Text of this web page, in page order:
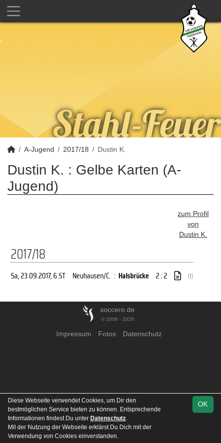
A-Jugend 2017/18 Dustin K.
Dustin K. : Gelbe Karten (A-
Jugend)
zum Profil
von
Dustin K.
2017/18
Sa, 23.09.2017, 6.ST Neuhausen/C. : Halsbrücke 2 : 2 (1)
soccero.de
© 2006 - 2026
Impressum Fotos Datenschutz
OK
Diese Webseite verwendet Cookies, um Dir den
bestmöglichen Service bieten zu können. Entsprechende
Informationen findest Du unter Datenschutz.
Mit der Nutzung der Webseite erklärst Du Dich mit der
Verwendung von Cookies einverstanden.